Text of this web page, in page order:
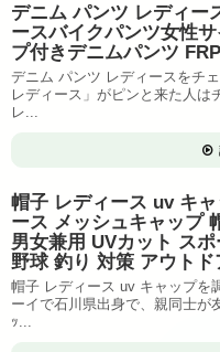
デニム パンツ レディー
ースバイクパンツ女性
プ付きデニムパンツ
デニム パンツ レディースをチ
レディース」がピンと来た人
レ...
帽子 レディース uv キ
ース メッシュキャップ
男女兼用 UVカット ス
野球 釣り 対策 アウト
帽子 レディース uv キャップを
ーイで石川県出身で、親同士が
ｯ...